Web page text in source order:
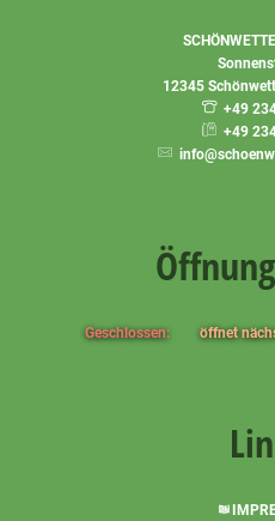
12345
+49
+49
Klicken, um weitere Öffnungs-
Geschlossen: öffnet